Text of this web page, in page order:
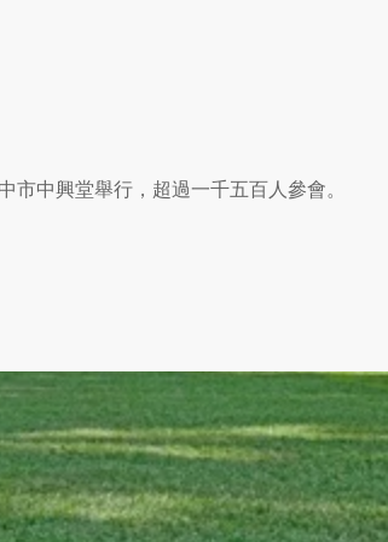
中興堂舉行，超過一千五百人參會。